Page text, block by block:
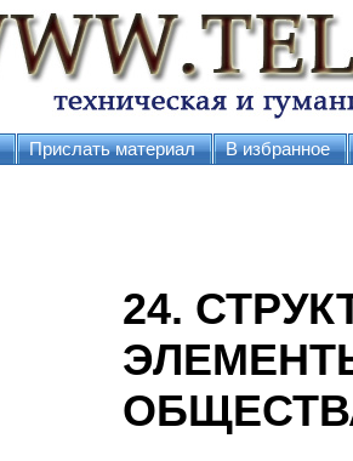
Прислать материал В избранное
24.